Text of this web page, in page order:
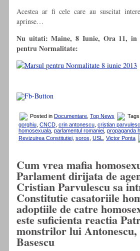
Acestea ar fi cele care au suscitat
aprinse…
Nu uitati: Maine, 8 Iunie, Ora 11, in
pentru Normalitate:
Posted in Documentare Top News Tags:
gorghiu CNCD crin antonescu cristian
homosexuala parlamentul romaniei propaganda
Revizuirea Constitutiei soros USL Victor Ponta
Cum vrea mafia
Parlament dirijata de
Cristian Parvulescu sa
Constitutie casatoriile
adoptiile de catre
este suficienta reactia
monstrilor lui Antonescu,
Basescu